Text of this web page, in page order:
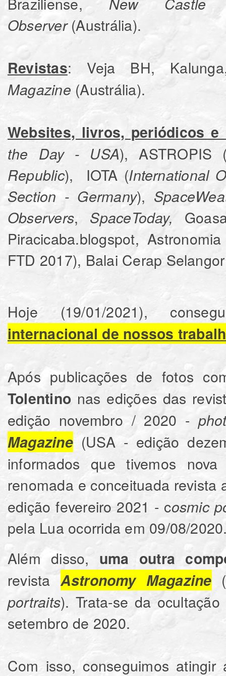
Observer (Austrália).
Revistas: Veja BH,
Magazine (Austrália).
Websites, livros, periódicos
the Day - USA), ASTROPIS
Republic), IOTA (International
Section - Germany),
Observers, SpaceToday,
Piracicaba.blogspot,
FTD 2017), Balai Cerap
Hoje (19/01/2021),
internacional de nossos
Após publicações de fotos
Tolentino nas edições das
edição novembro / 2020 -
Magazine(USA - edição
informados que tivemos
renomada e conceituada revista
edição fevereiro 2021 - cosmic
pela Lua ocorrida em 09/08/
Além disso, uma outra
revista Astronomy Magazine
portraits). Trata-se da
setembro de 2020.
Com isso, conseguimos